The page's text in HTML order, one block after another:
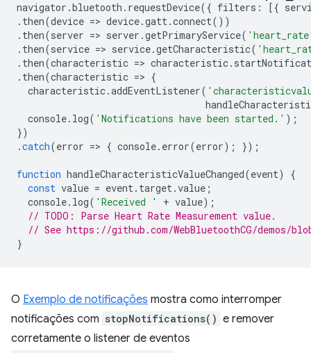
navigator .bluetooth . requestDevice({ filters : [{
. then(device => device.gatt.connect())
. then(server => server .getPrimaryService(
. then(service => service.getCharacteristic(
. then(characteristic => characteristic.
. then(characteristic => {
characteristic.addEventListener(
console. log( 'Notifications have been started.' );
})
.catch(error => { console. error(error); });
function handleCharacteristicValueChanged(event)
{
const value = event. target.value ;
console. log( 'Received ' + value);
// TODO: Parse Heart Rate Measurement value.
// See https://github.com/WebBluetoothCG/demos/
}
O Exemplo de notificações mostra como interromper
notificações com stopNotifications() e remover
corretamente o listener de eventos